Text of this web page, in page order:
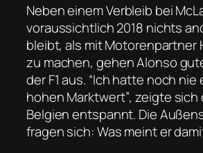
Neben einem Verbleib bei
voraussichtlich 2018 nichts
bleibt, als mit Motorenpartner
zu machen, gehen Alonso
der F1 aus. “Ich hatte noch nie
hohen Marktwert”, zeigte sich
Belgien entspannt. Die
fragen sich: Was meint er